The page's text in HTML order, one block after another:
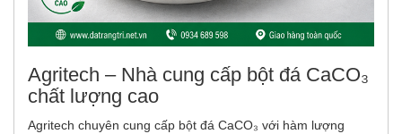
Agritech – Nhà cung cấp bột đá CaCO₃
chất lượng cao
Agritech chuyên cung cấp bột đá CaCO₃ với hàm lượng